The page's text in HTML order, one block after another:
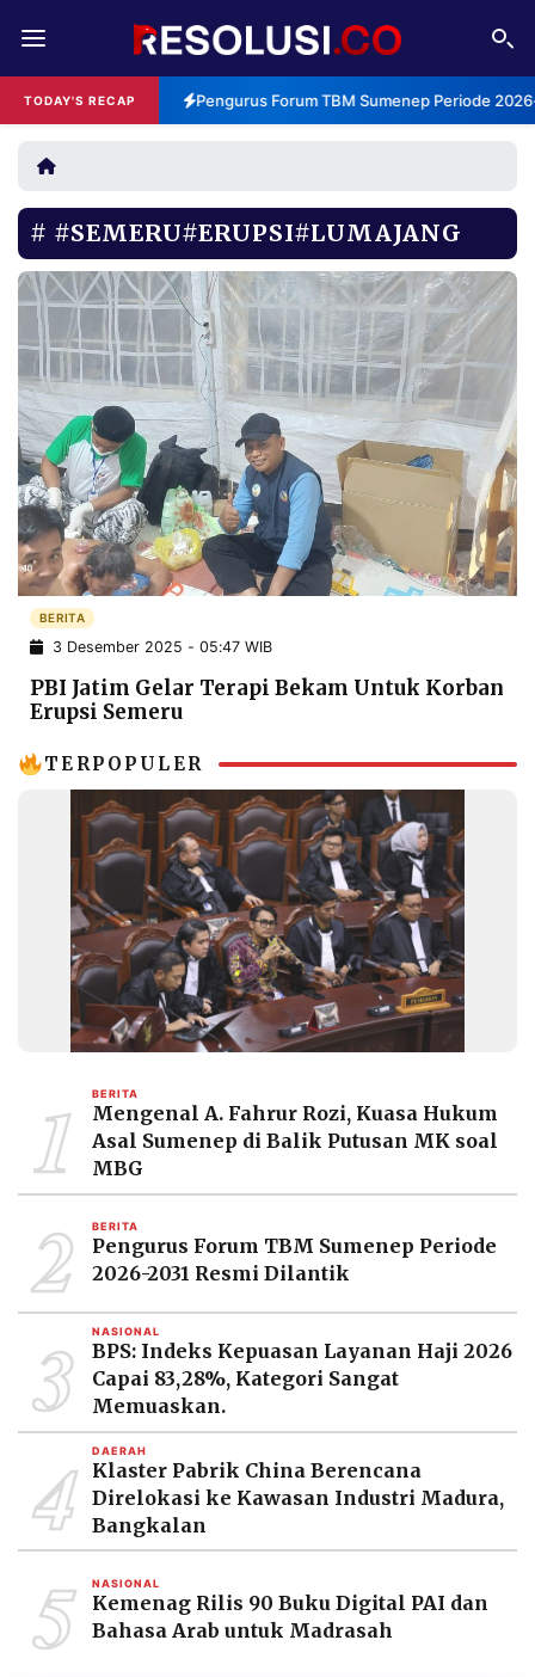
TODAY'S RECAP Pengurus Forum TBM Sumenep Periode
REDAKSI TENTANG
RESOLUSI IKLAN
RUBRIKASI
EDITORIAL AKSARA
FINANSIA PERSONA
DAERAH NASIONAL
MANCA SPORT
INFORMASI
PRIVACY
POLICY
BERITA
WARGA
INFORMASI
IKLAN
KIRIM
OF
SERVICE
KAMI
PRAMUDITA
©
2026
PT.
RESOLUSI
PRAMUDITA
#SEMERU#ERUPSI#LUMAJANG
BERITA
3 Desember 2025 - 05:47 WIB
PBI Jatim Gelar Terapi Bekam Untuk Korban
Erupsi Semeru
TERPOPULER
1 BERITA
Mengenal A. Fahrur Rozi, Kuasa Hukum
Asal Sumenep di Balik Putusan MK soal
MBG
2 BERITA
Pengurus Forum TBM Sumenep Periode
2026-2031 Resmi Dilantik
3 NASIONAL
BPS: Indeks Kepuasan Layanan Haji 2026
Capai 83,28%, Kategori Sangat
Memuaskan.
4 DAERAH
Klaster Pabrik China Berencana
Direlokasi ke Kawasan Industri Madura,
Bangkalan
5 NASIONAL
Kemenag Rilis 90 Buku Digital PAI dan
Bahasa Arab untuk Madrasah